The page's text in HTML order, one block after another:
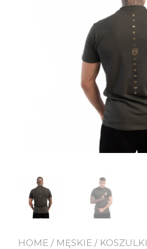
HOME / MĘSKIE / KOSZULKI